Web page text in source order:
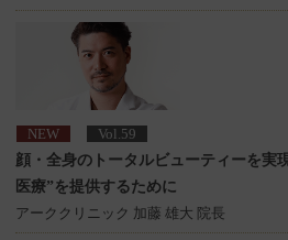
NEW
Vol.59
顔・全身のトータルビューティーを実
医療”を提供するために
アーククリニック 加藤 雄大 院長